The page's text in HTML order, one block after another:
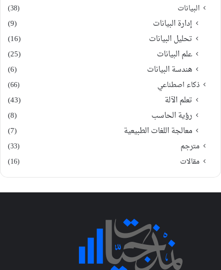
البيانات (38)
إدارة البيانات
(9)
تحليل البيانات
(16)
علم البيانات
(25)
هندسة البيانات
(6)
ذكاء اصطناعي (66)
تعلم الآلة
(43)
رؤية الحاسب
(8)
معالجة اللغات الطبيعية
(7)
مترجم
(33)
مقالات
(16)